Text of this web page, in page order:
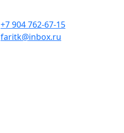
+7 904 762-67-15
faritk@inbox.ru